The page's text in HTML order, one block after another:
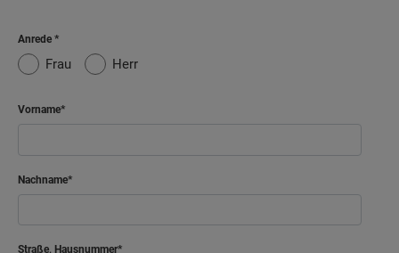
Anrede
Frau Herr
Vorname
Nachname
Straße, Hausnummer